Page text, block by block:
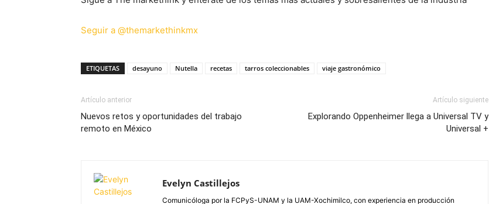
Seguir a @themarkethinkmx
ETIQUETAS desayuno Nutella recetas tarros coleccionables viaje gastronómico
Artículo anterior
Nuevos retos y oportunidades del trabajo
remoto en México
Artículo siguiente
Explorando Oppenheimer llega a Universal TV y
Universal +
Evelyn Castillejos
Comunicóloga por la FCPyS-UNAM y la UAM-Xochimilco, con experiencia en producción